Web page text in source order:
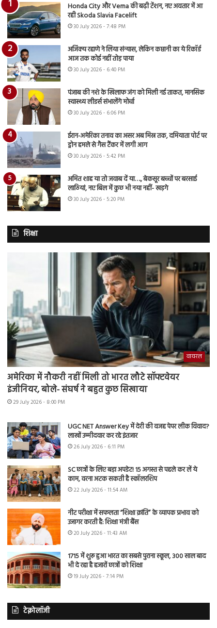
Honda City और Verna की बढ़ी टेंशन, नए अवतार में आ
रही Skoda Slavia Facelift
30 July 2026 - 7:48 PM
अजिंक्य रहाणे ने लिया संन्यास, लेकिन कप्तानी का ये रिकॉर्ड
आज तक कोई नहीं तोड़ पाया
30 July 2026 - 6:40 PM
पंजाब की नशे के खिलाफ जंग को मिली नई ताकत, मानसिक
स्वास्थ्य लीडर्स संभालेंगे मोर्चा
30 July 2026 - 6:06 PM
ईरान-अमेरिका तनाव का असर अब मिस्र तक, दमियाता पोर्ट पर
ड्रोन हमले से गैस टैंकर में लगी आग
30 July 2026 - 5:42 PM
अमित शाह या तो जवाब दें या…., बेकसूर बच्चों पर बरसाई
लाठियां, नए बिल में कुछ भी नया नहीं- खड़गे
30 July 2026 - 5:20 PM
शिक्षा
वायरल
अमेरिका में नौकरी नहीं मिली तो भारत लौटे सॉफ्टवेयर
इंजीनियर, बोले- संघर्ष ने बहुत कुछ सिखाया
29 July 2026 - 8:00 PM
UGC NET Answer Key में देरी की वजह पेपर लीक विवाद?
लाखों उम्मीदवार कर रहे इंतजार
26 July 2026 - 6:11 PM
SC छात्रों के लिए बड़ा अपडेट! 15 अगस्त से पहले कर लें ये
काम, वरना अटक सकती है स्कॉलरशिप
22 July 2026 - 11:54 AM
नीट परीक्षा में सफलता “शिक्षा क्रांति” के व्यापक प्रभाव को
उजागर करती है: शिक्षा मंत्री बैंस
20 July 2026 - 11:43 AM
1715 में शुरू हुआ भारत का सबसे पुराना स्कूल, 300 साल बाद
भी दे रहा है हजारों छात्रों को शिक्षा
19 July 2026 - 7:14 PM
टेक्नोलॉजी